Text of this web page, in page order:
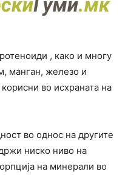
, како и многу
манган, железо и
во исхраната на
во однос на другите
ниско ниво на
на минерали во